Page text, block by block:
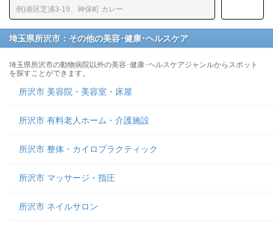
埼玉県所沢市：その他の美容･健康･ヘルスケア
埼玉県所沢市の動物病院以外の美容･健康･ヘルスケアジャンルからスポット
を探すことができます。
所沢市 美容院・美容室・床屋
所沢市 有料老人ホーム・介護施設
所沢市 整体・カイロプラクティック
所沢市 マッサージ・指圧
所沢市 ネイルサロン